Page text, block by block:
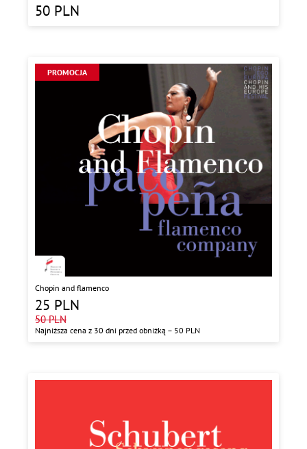
50 PLN
PROMOCJA
Chopin and flamenco
25 PLN
50 PLN
Najniższa cena z 30 dni przed obniżką – 50 PLN